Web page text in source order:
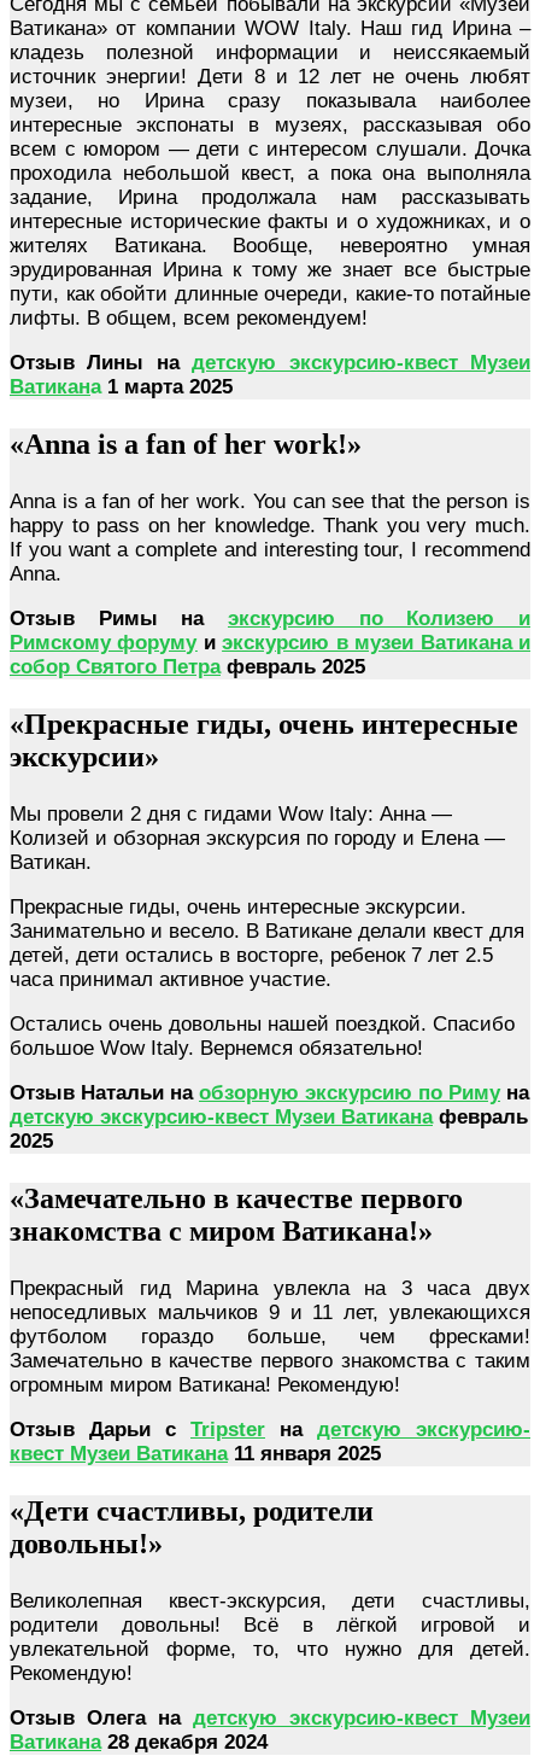
Сегодня мы с семьей побывали на экскурсии «Музеи
Ватикана» от компании WOW Italy. Наш гид Ирина –
кладезь полезной информации и неиссякаемый
источник энергии! Дети 8 и 12 лет не очень любят
музеи, но Ирина сразу показывала наиболее
интересные экспонаты в музеях, рассказывая обо
всем с юмором — дети с интересом слушали. Дочка
проходила небольшой квест, а пока она выполняла
задание, Ирина продолжала нам рассказывать
интересные исторические факты и о художниках, и о
жителях Ватикана. Вообще, невероятно умная
эрудированная Ирина к тому же знает все быстрые
пути, как обойти длинные очереди, какие-то потайные
лифты. В общем, всем рекомендуем!
Отзыв Лины надетскую экскурсию-квест Музеи
Ватикана1 марта 2025
«Anna is a fan of her work!»
Anna is a fan of her work. You can see that the person is
happy to pass on her knowledge. Thank you very much.
If you want a complete and interesting tour, I recommend
Anna.
Отзыв Римы на экскурсию по Колизею и
Римскому форумуиэкскурсию в музеи Ватикана и
собор Святого Петрафевраль 2025
«Прекрасные гиды, очень интересные
экскурсии»
Мы провели 2 дня с гидами Wow Italy: Анна —
Колизей и обзорная экскурсия по городу и Елена —
Ватикан.
Прекрасные гиды, очень интересные экскурсии.
Занимательно и весело. В Ватикане делали квест для
детей, дети остались в восторге, ребенок 7 лет 2.5
часа принимал активное участие.
Остались очень довольны нашей поездкой. Спасибо
большое Wow Italy. Вернемся обязательно!
Отзыв Натальи на обзорную экскурсию по Римуна
детскую экскурсию-квест Музеи Ватиканафевраль
2025
«Замечательно в качестве первого
знакомства с миром Ватикана!»
Прекрасный гид Марина увлекла на 3 часа двух
непоседливых мальчиков 9 и 11 лет, увлекающихся
футболом гораздо больше, чем фресками!
Замечательно в качестве первого знакомства с таким
огромным миром Ватикана! Рекомендую!
Отзыв Дарьи с Tripster на детскую экскурсию-
квест Музеи Ватикана11 января 2025
«Дети счастливы, родители
довольны!»
Великолепная квест-экскурсия, дети счастливы,
родители довольны! Всё в лёгкой игровой и
увлекательной форме, то, что нужно для детей.
Рекомендую!
Отзыв Олега на детскую экскурсию-квест Музеи
Ватикана28 декабря 2024